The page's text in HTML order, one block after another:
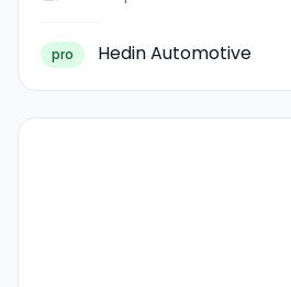
pro Hedin Automotive